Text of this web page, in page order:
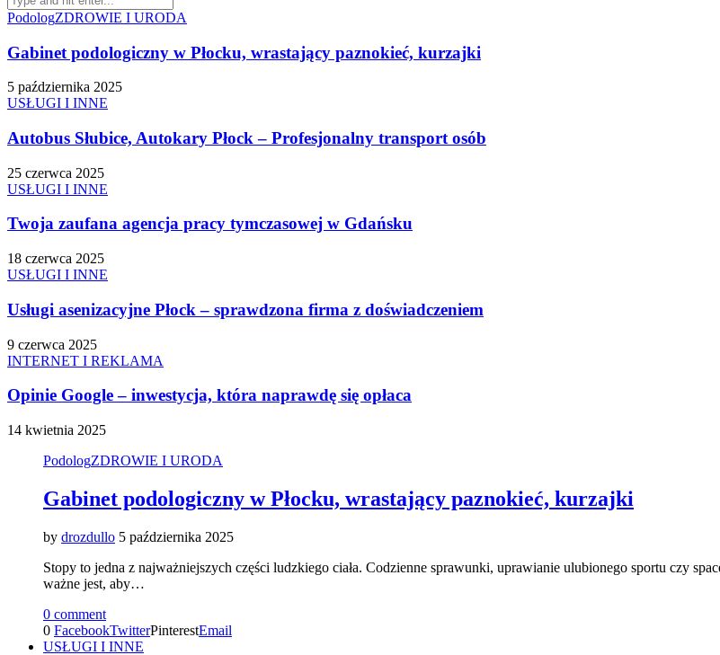
PodologZDROWIE I URODA
Gabinet podologiczny w Płocku, wrastający paznokieć, kurzajki
5 października 2025
USŁUGI I INNE
Autobus Słubice, Autokary Płock – Profesjonalny transport osób
25 czerwca 2025
USŁUGI I INNE
Twoja zaufana agencja pracy tymczasowej w Gdańsku
18 czerwca 2025
USŁUGI I INNE
Usługi asenizacyjne Płock – sprawdzona firma z doświadczeniem
9 czerwca 2025
INTERNET I REKLAMA
Opinie Google – inwestycja, która naprawdę się opłaca
14 kwietnia 2025
PodologZDROWIE I URODA
Gabinet podologiczny w Płocku, wrastający paznokieć, kurzajki
by drozdullo 5 października 2025
Stopy to jedna z najważniejszych części ludzkiego ciała. Codzienne sprawunki, uprawianie ulubionego sportu czy
ważne jest, aby…
0 comment
0 FacebookTwitterPinterestEmail
USŁUGI I INNE